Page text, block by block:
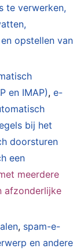
te verwerken,
opstellen van
en IMAP),e-
bij het
doorsturen
een
meerdere
afzonderlijke
, spam-e-
en andere